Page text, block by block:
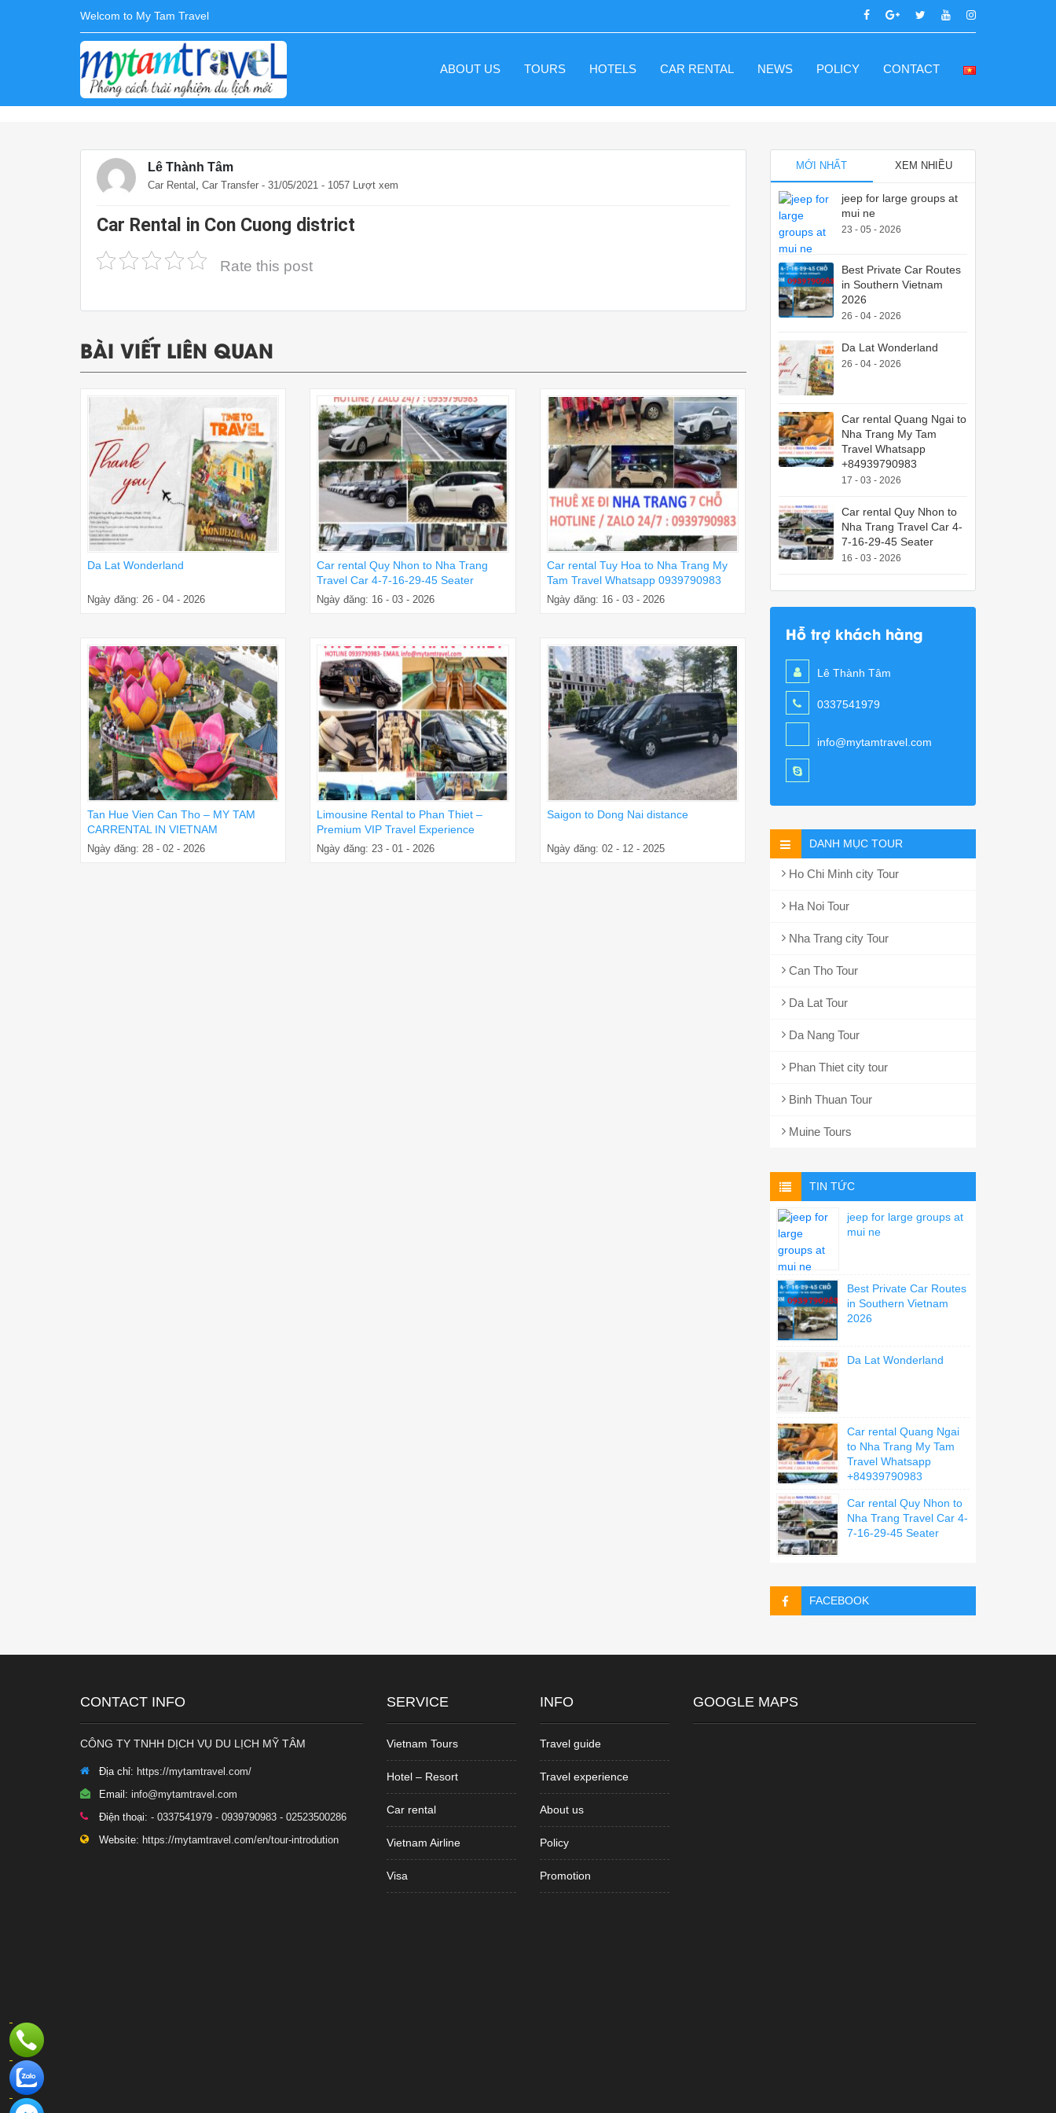
Welcom to My Tam Travel
ABOUT US TOURS HOTELS CAR RENTAL NEWS POLICY CONTACT
Lê Thành Tâm
Car Rental Car Transfer - 31/05/2021 - 1057 Lượt xem
Car Rental in Con Cuong district
Rate this post
BÀI VIẾT LIÊN QUAN
Da Lat Wonderland
Ngày đăng: 26 - 04 - 2026
Car rental Quy Nhon to Nha Trang
Travel Car 4-7-16-29-45 Seater
Ngày đăng: 16 - 03 - 2026
Car rental Tuy Hoa to Nha Trang My
Tam Travel Whatsapp 0939790983
Ngày đăng: 16 - 03 - 2026
Tan Hue Vien Can Tho – MY TAM
CARRENTAL IN VIETNAM
Ngày đăng: 28 - 02 - 2026
Limousine Rental to Phan Thiet –
Premium VIP Travel Experience
Ngày đăng: 23 - 01 - 2026
Saigon to Dong Nai distance
Ngày đăng: 02 - 12 - 2025
MỚI NHẤT XEM NHIỀU
jeep for large groups at
mui ne
23 - 05 - 2026
Best Private Car Routes
in Southern Vietnam
2026
26 - 04 - 2026
Da Lat Wonderland
26 - 04 - 2026
Car rental Quang Ngai to
Nha Trang My Tam
Travel Whatsapp
+84939790983
17 - 03 - 2026
Car rental Quy Nhon to
Nha Trang Travel Car 4-
7-16-29-45 Seater
16 - 03 - 2026
Hỗ trợ khách hàng
Lê Thành Tâm
0337541979
info@mytamtravel.com
DANH MỤC TOUR
Ho Chi Minh city Tour
Ha Noi Tour
Nha Trang city Tour
Can Tho Tour
Da Lat Tour
Da Nang Tour
Phan Thiet city tour
Binh Thuan Tour
Muine Tours
TIN TỨC
jeep for large groups at
mui ne
Best Private Car Routes
in Southern Vietnam
2026
Da Lat Wonderland
Car rental Quang Ngai
to Nha Trang My Tam
Travel Whatsapp
+84939790983
Car rental Quy Nhon to
Nha Trang Travel Car 4-
7-16-29-45 Seater
FACEBOOK
CONTACT INFO
CÔNG TY TNHH DỊCH VỤ DU LỊCH MỸ TÂM
Địa chỉ: https://mytamtravel.com/
Email: info@mytamtravel.com
Điện thoại: - 0337541979 - 0939790983 - 02523500286
Website: https://mytamtravel.com/en/tour-introdution
SERVICE
Vietnam Tours
Hotel – Resort
Car rental
Vietnam Airline
Visa
INFO
Travel guide
Travel experience
About us
Policy
Promotion
GOOGLE MAPS